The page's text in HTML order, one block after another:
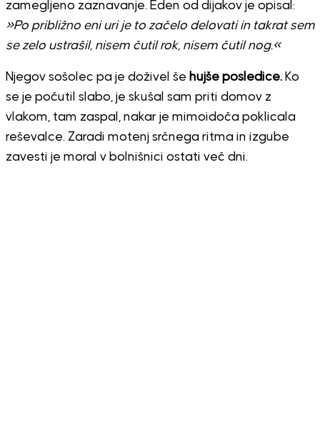
zamegljeno zaznavanje. Eden od dijakov je opisal:
»Po približno eni uri je to začelo delovati in takrat sem
se zelo ustrašil, nisem čutil rok, nisem čutil nog.«
Njegov sošolec pa je doživel še hujše posledice.Ko
se je počutil slabo, je skušal sam priti domov z
vlakom, tam zaspal, nakar je mimoidoča poklicala
reševalce. Zaradi motenj srčnega ritma in izgube
zavesti je moral v bolnišnici ostati več dni.